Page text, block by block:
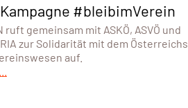
#bleibimVerein
ruft gemeinsam mit ASKÖ, ASVÖ und
zur Solidarität mit dem Österreichs
auf.